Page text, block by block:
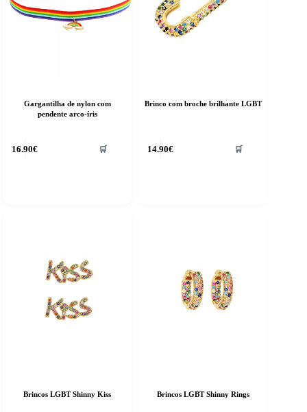
Gargantilha de nylon com
pendente arco-íris
16.90€ 🛒
Brinco com broche brilhante LGBT
14.90€ 🛒
Brincos LGBT Shinny Kiss Brincos LGBT Shinny Rings